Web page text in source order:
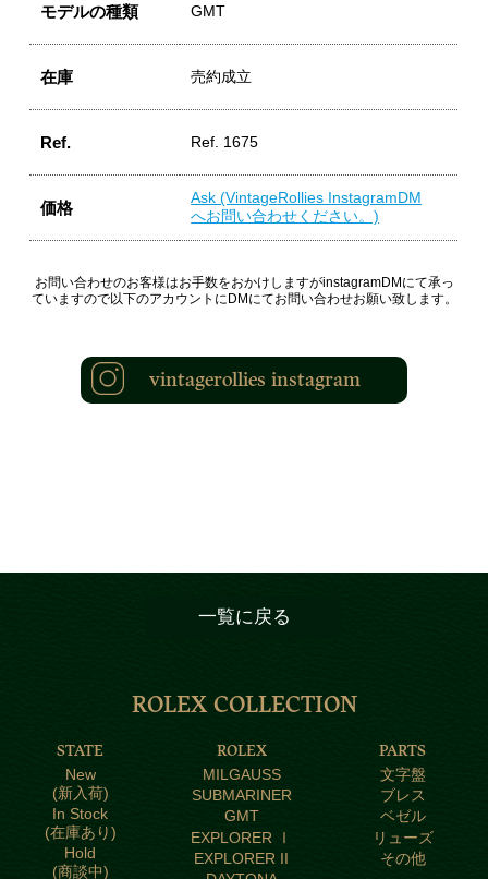
モデルの種類 GMT
在庫 売約成立
Ref. Ref. 1675
価格
Ask (VintageRollies InstagramDM
へお問い合わせください。)
お問い合わせのお客様はお手数をおかけしますがinstagramDMにて承っ
ていますので以下のアカウントにDMにてお問い合わせお願い致します。
vintagerollies instagram
一覧に戻る
ROLEX COLLECTION
STATE
New
(新入荷)
In Stock
(在庫あり)
Hold
(商談中)
ROLEX
MILGAUSS
SUBMARINER
GMT
EXPLORER Ⅰ
EXPLORER II
PARTS
文字盤
ブレス
ベゼル
リューズ
その他